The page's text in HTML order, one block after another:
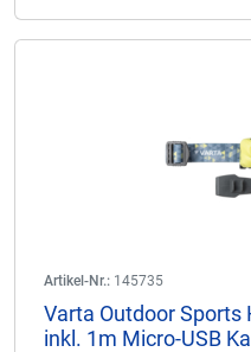
Artikel-Nr.: 145735
Varta Outdoor Sports
inkl. 1m Micro-USB